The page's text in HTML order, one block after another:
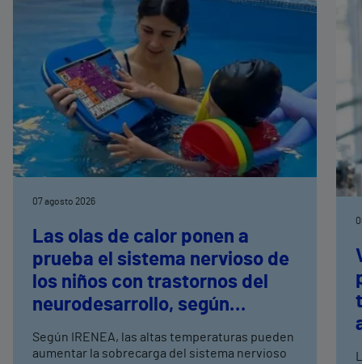
07 agosto 2026
Las olas de calor ponen a
prueba el sistema nervioso de
los niños con trastornos del
neurodesarrollo, según
neurorrehabilitación
Según IRENEA, las altas temperaturas pueden
aumentar la sobrecarga del sistema nervioso